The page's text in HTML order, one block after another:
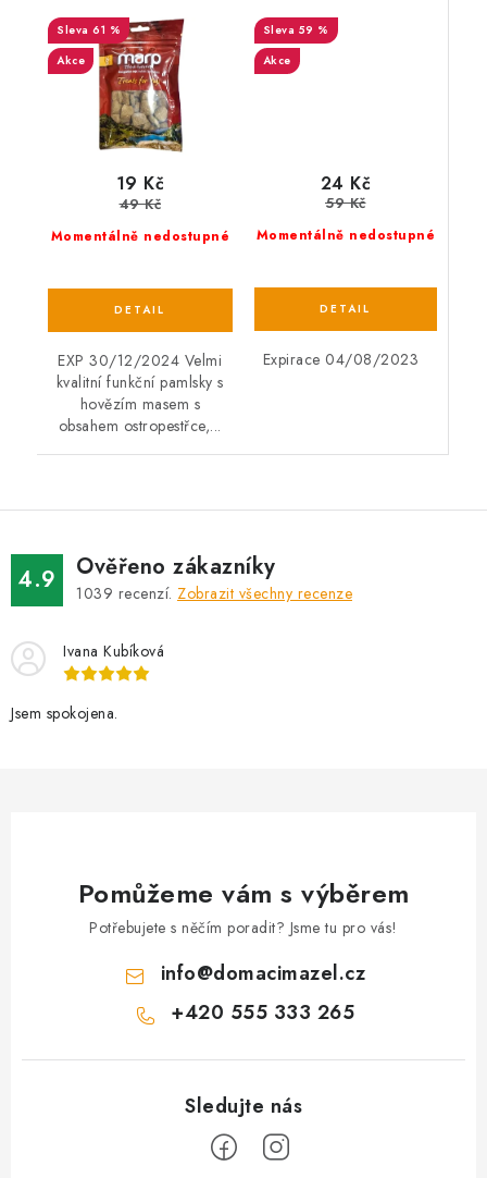
EXP 30/12/2024
61 %
Akce
Momentálně nedostupné
19 Kč
49 Kč
EXP 30/12/2024 Velmi
kvalitní funkční pamlsky s
hovězím masem s
obsahem ostropestřce,...
59 %
Akce
Momentálně nedostupné
24 Kč
59 Kč
Expirace 04/08/2023
4.9 Ověřeno zákazníky
1039 recenzí. Zobrazit všechny recenze
Ivana Kubíková
Jsem spokojena.
Pomůžeme vám s výběrem
Potřebujete s něčím poradit? Jsme tu pro vás!
info@domacimazel.cz
+420 555 333 265